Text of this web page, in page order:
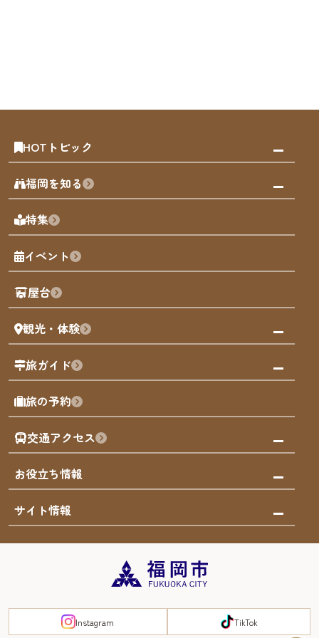
HOTトピック
みんなの旅行記
天神エリア
博多旧市街
福岡城
歴史・文化
福岡を知る
福岡の見どころ
福岡の魅力
観光カレンダー
観光PR動画
まち歩き
福岡グルメ
福岡を楽しむ
福岡のアート
福岡のナイトタイム
福岡の歴史・文化
サステナブルツーリズム
福岡検定
よかなび音声ガイド
FUKUOKA EAST&WEST COAST
特集
イベント
屋台
観光・体験
観る・遊ぶ
屋台
買う
体験
泊まる
旅ガイド
モデルコース
AIおまかせコース
オリジナルプラン
みんなの旅行記
旅の予約
交通アクセス
市内交通ガイド
お得なチケット
お役立ち情報
お知らせ
災害情報
サイト情報
まち歩き・体験プログラム掲載申込
Instagram TikTok